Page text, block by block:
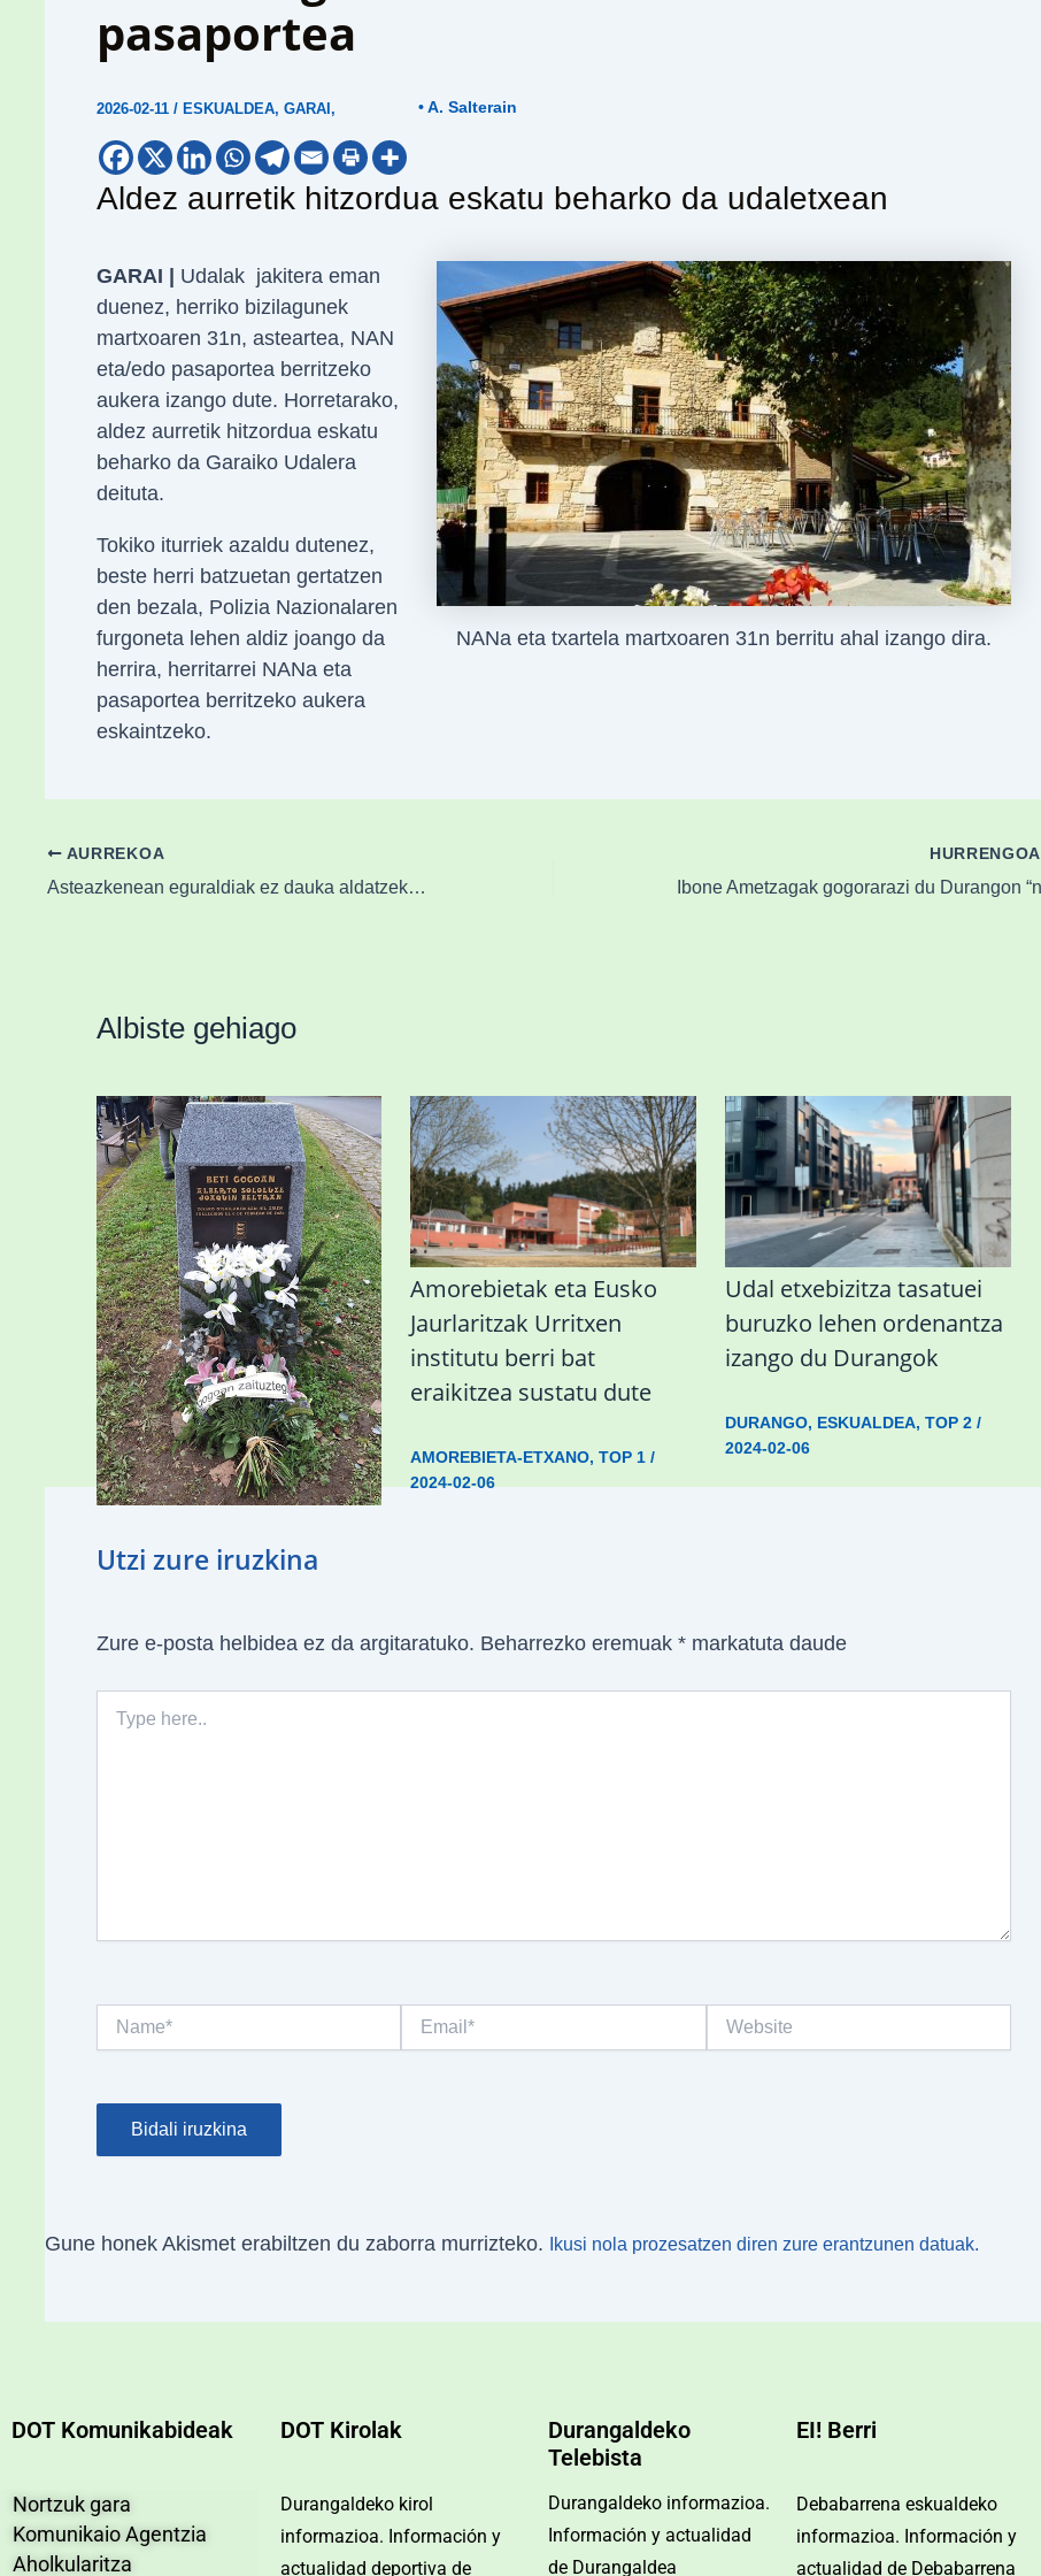
pasaportea
2026-02-11 / ESKUALDEA, GARAI , • A. Salterain
Aldez aurretik hitzordua eskatu beharko da udaletxean
NANa eta txartela martxoaren 31n berritu ahal izango dira.
GARAI |
Udalak jakitera eman
duenez, herriko bizilagunek
martxoaren 31n, asteartea, NAN
eta/edo pasaportea berritzeko
aukera izango dute. Horretarako,
aldez aurretik hitzordua eskatu
beharko da Garaiko Udalera
deituta.
Tokiko iturriek azaldu dutenez,
beste herri batzuetan gertatzen
den bezala, Polizia Nazionalaren
furgoneta lehen aldiz joango da
herrira, herritarrei NANa eta
pasaportea berritzeko aukera
eskaintzeko.
AURREKOA
Asteazkenean eguraldiak ez dauka aldatzeko traza handirik izango
HURRENGOA
Albiste gehiago
«Azkenengo 40 urteetan
Zaldibar jo zuen
ingurumen-
hondamendirik larriena»
ESKUALDEA,ZALDIBAR/2024-02-
06
Amorebietak eta Eusko
Jaurlaritzak Urritxen
institutu berri bat
eraikitzea sustatu dute
AMOREBIETA-ETXANO,TOP 1 /
2024-02-06
Udal etxebizitza tasatuei
buruzko lehen ordenantza
izango du Durangok
DURANGO, ESKUALDEA,TOP 2 /
2024-02-06
Utzi zure iruzkina
Zure e-posta helbidea ez da argitaratuko. Beharrezko eremuak *markatuta daude
here..
Gune honek Akismet erabiltzen du zaborra murrizteko. Ikusi nola prozesatzen diren zure erantzunen datuak.
DOT Komunikabideak
Nortzuk gara
Komunikaio Agentzia
Aholkularitza
DOT Kirolak
Durangaldeko kirol
informazioa. Información y
actualidad deportiva de
Durangaldeko
Telebista
Durangaldeko informazioa.
Información y actualidad
de Durangaldea
EI! Berri
Debabarrena eskualdeko
informazioa. Información y
actualidad de Debabarrena